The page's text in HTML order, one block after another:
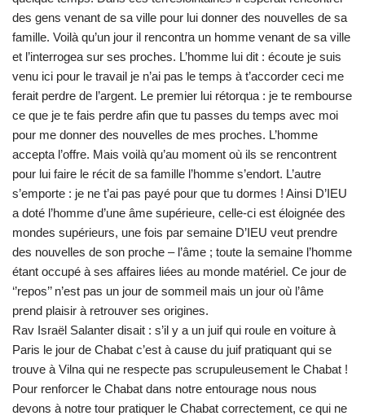
des gens venant de sa ville pour lui donner des nouvelles de sa
famille. Voilà qu’un jour il rencontra un homme venant de sa ville
et l’interrogea sur ses proches. L’homme lui dit : écoute je suis
venu ici pour le travail je n’ai pas le temps à t’accorder ceci me
ferait perdre de l’argent. Le premier lui rétorqua : je te rembourse
ce que je te fais perdre afin que tu passes du temps avec moi
pour me donner des nouvelles de mes proches. L’homme
accepta l’offre. Mais voilà qu’au moment où ils se rencontrent
pour lui faire le récit de sa famille l’homme s’endort. L’autre
s’emporte : je ne t’ai pas payé pour que tu dormes ! Ainsi D’IEU
a doté l’homme d’une âme supérieure, celle-ci est éloignée des
mondes supérieurs, une fois par semaine D’IEU veut prendre
des nouvelles de son proche – l’âme ; toute la semaine l’homme
étant occupé à ses affaires liées au monde matériel. Ce jour de
‘’repos’’ n’est pas un jour de sommeil mais un jour où l’âme
prend plaisir à retrouver ses origines.
Rav Israël Salanter disait : s’il y a un juif qui roule en voiture à
Paris le jour de Chabat c’est à cause du juif pratiquant qui se
trouve à Vilna qui ne respecte pas scrupuleusement le Chabat !
Pour renforcer le Chabat dans notre entourage nous nous
devons à notre tour pratiquer le Chabat correctement, ce qui ne